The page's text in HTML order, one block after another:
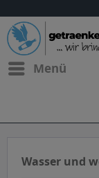
Menü
Wasser und